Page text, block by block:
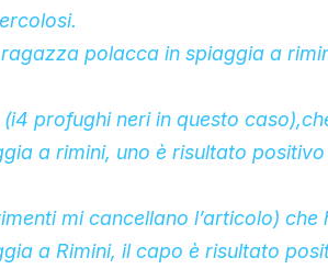
polaccain spiaggia a
(i4 profughi neri in questo caso),
a rimini, uno è risultato
mi cancellano l’articolo) che
a Rimini, il capo è risultato